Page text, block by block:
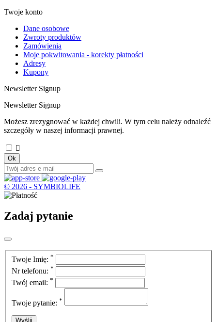
Twoje konto
Dane osobowe
Zwroty produktów
Zamówienia
Moje pokwitowania - korekty płatności
Adresy
Kupony
Newsletter Signup
Newsletter Signup
Możesz zrezygnować w każdej chwili. W tym celu należy odnaleźć
szczegóły w naszej informacji prawnej.

© 2026 - SYMBIOLIFE
Zadaj pytanie
Twoje Imię: *
Nr telefonu: *
Twój email: *
Twoje pytanie: *